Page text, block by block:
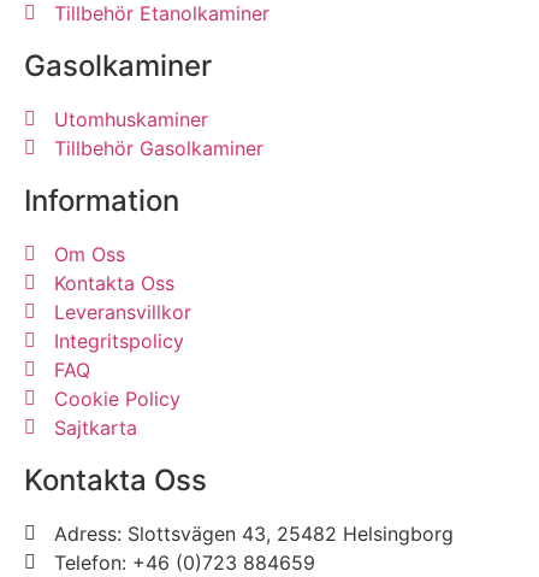
Tillbehör Etanolkaminer
Gasolkaminer
Utomhuskaminer
Tillbehör Gasolkaminer
Information
Om Oss
Kontakta Oss
Leveransvillkor
Integritspolicy
FAQ
Cookie Policy
Sajtkarta
Kontakta Oss
Adress: Slottsvägen 43, 25482 Helsingborg
Telefon: +46 (0)723 884659